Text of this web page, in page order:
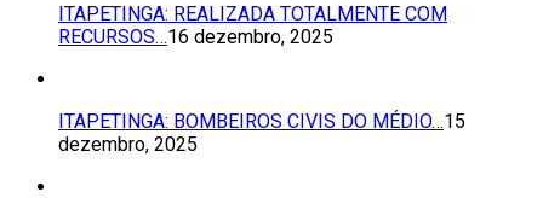
ITAPETINGA: REALIZADA TOTALMENTE COM
RECURSOS…16 dezembro, 2025
ITAPETINGA: BOMBEIROS CIVIS DO MÉDIO…15
dezembro, 2025